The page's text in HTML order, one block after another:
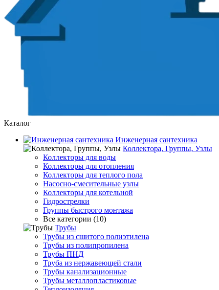
Каталог
Инженерная сантехника
Коллектора, Группы, Узлы
Коллекторы для воды
Коллекторы для отопления
Коллекторы для теплого пола
Насосно-смесительные узлы
Коллекторы для котельной
Гидрострелки
Группы быстрого монтажа
Все категории (10)
Трубы
Трубы из сшитого полиэтилена
Трубы из полипропилена
Трубы ПНД
Труба из нержавеющей стали
Трубы канализационные
Трубы металлопластиковые